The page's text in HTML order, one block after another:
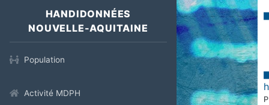
HANDIDONNÉES
NOUVELLE-AQUITAINE
Population
Activité MDPH